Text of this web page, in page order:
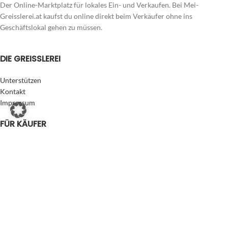
Der Online-Marktplatz für lokales Ein- und Verkaufen. Bei Mei-
Greisslerei.at kaufst du online direkt beim Verkäufer ohne ins
Geschäftslokal gehen zu müssen.
DIE GREISSLEREI
Unterstützen
Kontakt
Impressum
FÜR KÄUFER